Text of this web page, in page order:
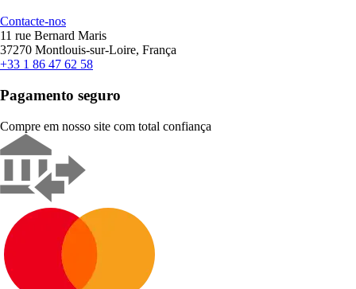
Contacte-nos
11 rue Bernard Maris
37270 Montlouis-sur-Loire, França
+33 1 86 47 62 58
Pagamento seguro
Compre em nosso site com total confiança